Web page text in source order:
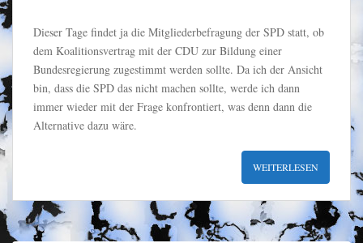
n
t
Dieser Tage findet ja die Mitgliederbefragung der SPD statt, ob
dem Koalitionsvertrag mit der CDU zur Bildung einer
Bundesregierung zugestimmt werden sollte. Da ich der Ansicht
bin, dass die SPD das nicht machen sollte, werde ich dann
immer wieder mit der Frage konfrontiert, was denn dann die
Alternative dazu wäre.
WEITERLESEN